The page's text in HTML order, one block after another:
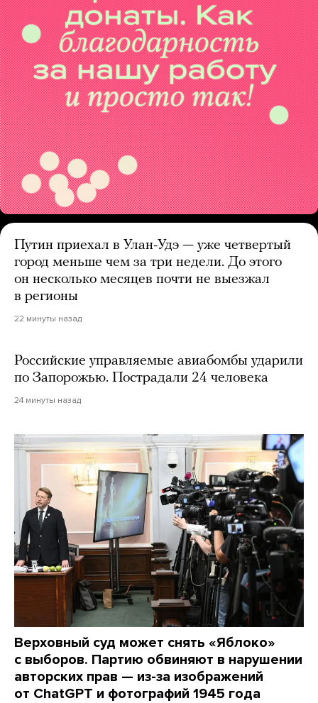
Путин приехал в Улан-Удэ — уже четвертый
город меньше чем за три недели. До этого
он несколько месяцев почти не выезжал
в регионы
22 минуты назад
Российские управляемые авиабомбы ударили
по Запорожью. Пострадали 24 человека
24 минуты назад
Верховный суд может снять «Яблоко»
с выборов. Партию обвиняют в нарушении
авторских прав — из-за изображений
от ChatGPT и фотографий 1945 года